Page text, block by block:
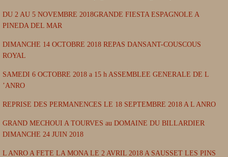
DU 2 AU 5 NOVEMBRE 2018GRANDE FIESTA ESPAGNOLE A
PINEDA DEL MAR
DIMANCHE 14 OCTOBRE 2018 REPAS DANSANT-COUSCOUS
ROYAL
SAMEDI 6 OCTOBRE 2018 a 15 h ASSEMBLEE GENERALE DE L
’ANRO
REPRISE DES PERMANENCES LE 18 SEPTEMBRE 2018 A L ANRO
GRAND MECHOUI A TOURVES au DOMAINE DU BILLARDIER
DIMANCHE 24 JUIN 2018
L ANRO A FETE LA MONA LE 2 AVRIL 2018 A SAUSSET LES PINS